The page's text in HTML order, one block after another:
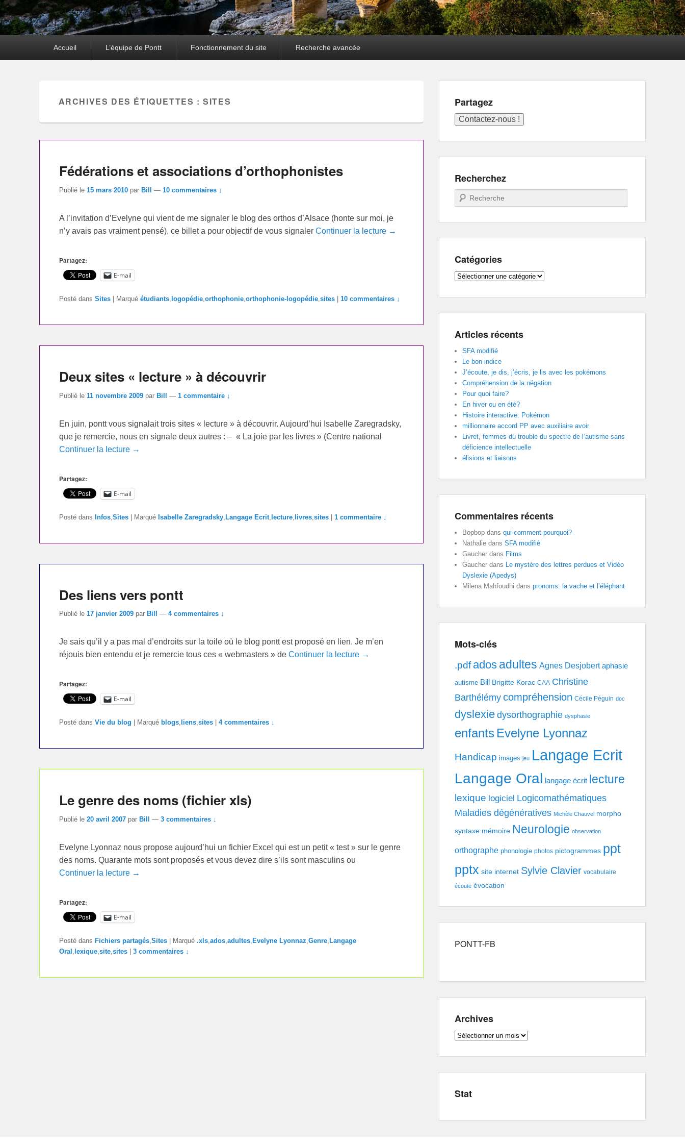
Accueil L’équipe de Pontt Fonctionnement du site Recherche avancée
ARCHIVES DES ÉTIQUETTES :SITES
Fédérations et associations d’orthophonistes
Publié le 15 mars 2010 par Bill — 10 commentaires ↓
A l’invitation d’Evelyne qui vient de me signaler le blog des orthos d’Alsace (honte sur moi, je
n’y avais pas vraiment pensé), ce billet a pour objectif de vous signaler Continuer la lecture →
Partagez:
E-mail
Posté dans Sites Marqué étudiants logopédie orthophonie orthophonie-logopédie sites 10 commentaires ↓
Deux sites « lecture » à découvrir
Publié le 11 novembre 2009 par Bill — 1 commentaire ↓
En juin, pontt vous signalait trois sites « lecture » à découvrir. Aujourd’hui Isabelle Zaregradsky,
que je remercie, nous en signale deux autres : – « La joie par les livres » (Centre national
Continuer la lecture →
Partagez:
E-mail
Posté dans Infos Sites | Marqué Isabelle Zaregradsky Langage Ecrit lecture livres sites | 1 commentaire ↓
Des liens vers pontt
Publié le 17 janvier 2009 par Bill — 4 commentaires ↓
Je sais qu’il y a pas mal d’endroits sur la toile où le blog pontt est proposé en lien. Je m’en
réjouis bien entendu et je remercie tous ces « webmasters » de Continuer la lecture →
Partagez:
E-mail
Posté dans Vie du blog Marqué blogs, liens,sites 4 commentaires ↓
Le genre des noms (fichier xls)
Publié le 20 avril 2007 par Bill — 3 commentaires ↓
Evelyne Lyonnaz nous propose aujourd’hui un fichier Excel qui est un petit « test » sur le genre
des noms. Quarante mots sont proposés et vous devez dire s’ils sont masculins ou
Continuer la lecture →
Partagez:
E-mail
Posté dans Fichiers partagés,Sites Marqué .xls,ados,adultes, Evelyne Lyonnaz,Genre, Langage
Oral , lexique,site,sites 3 commentaires ↓
Partagez
Recherchez
Recherche
Catégories
Catégories
Articles récents
SFA modifié
Le bon indice
J’écoute, je dis, j’écris, je lis avec les pokémons
Compréhension de la négation
Pour quoi faire?
En hiver ou en été?
Histoire interactive: Pokémon
millionnaire accord PP avec auxiliaire avoir
Livret, femmes du trouble du spectre de l’autisme sans
déficience intellectuelle
élisions et liaisons
Commentaires récents
Bopbop dans qui-comment-pourquoi?
Nathalie dans SFA modifié
Gaucher dans Films
Gaucher dans Le mystère des lettres perdues et Vidéo
Dyslexie (Apedys)
Milena Mahfoudhi dans pronoms: la vache et l’éléphant
Mots-clés
.pdf ados adultes Agnes Desjobert aphasie
autisme Bill Brigitte Korac CAA Christine
Barthélémycompréhension Cécile Péguin doc
dyslexie dysorthographie dysphasie
enfants Evelyne Lyonnaz
Handicap images jeu Langage Ecrit
Langage Oral langage écrit lecture
lexique logiciel Logicomathématiques
Maladies dégénératives Michèle Chauvel morpho
syntaxe mémoire Neurologie observation
orthographe phonologie photos pictogrammes ppt
pptx site internet Sylvie Clavier vocabulaire
écoute évocation
PONTT-FB
Archives
Archives
Stat